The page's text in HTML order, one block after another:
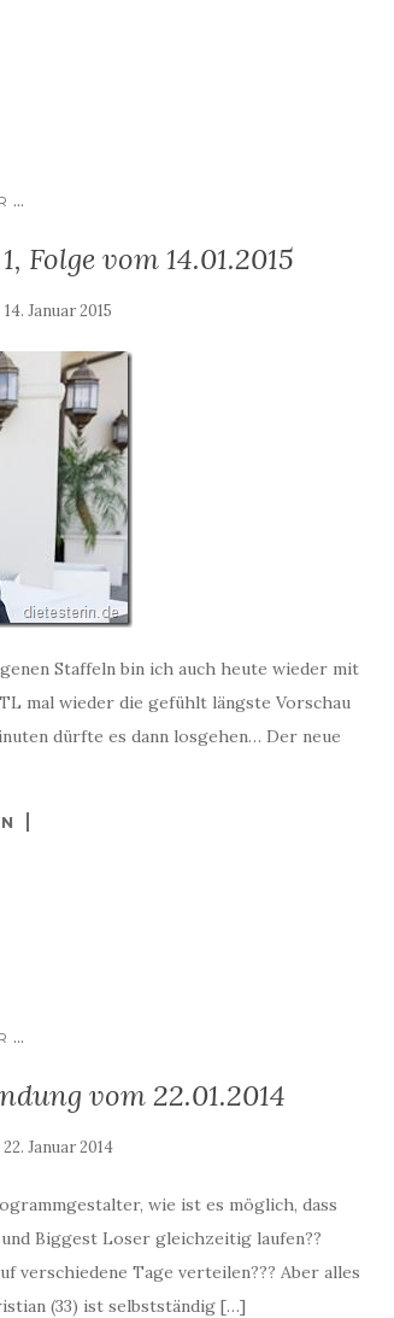
...
Folge vom 14.01.2015
Januar 2015
Staffeln bin ich auch heute wieder mit
mal wieder die gefühlt längste Vorschau
dürfte es dann losgehen… Der neue
...
vom 22.01.2014
Januar 2014
wie ist es möglich, dass
und Biggest Loser gleichzeitig laufen??
verschiedene Tage verteilen??? Aber alles
(33) ist selbstständig […]